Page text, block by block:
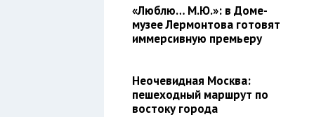
«Люблю… М.Ю.»: в Доме-
музее Лермонтова готовят
иммерсивную премьеру
Неочевидная Москва:
пешеходный маршрут по
востоку города